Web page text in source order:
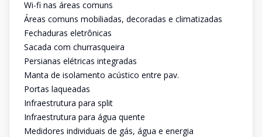
Wi-fi nas áreas comuns
Áreas comuns mobiliadas, decoradas e climatizadas
Fechaduras eletrônicas
Sacada com churrasqueira
Persianas elétricas integradas
Manta de isolamento acústico entre pav.
Portas laqueadas
Infraestrutura para split
Infraestrutura para água quente
Medidores individuais de gás, água e energia